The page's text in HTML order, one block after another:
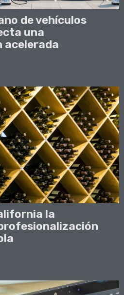
de vehículos
una
la